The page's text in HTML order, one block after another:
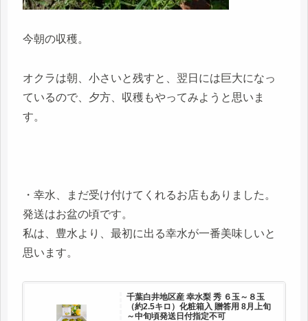
今朝の収穫。
オクラは朝、小さいと残すと、翌日には巨大になっ
ているので、夕方、収穫もやってみようと思いま
す。
・幸水、まだ受け付けてくれるお店もありました。
発送はお盆の頃です。
私は、豊水より、最初に出る幸水が一番美味しいと
思います。
千葉白井地区産 幸水梨 秀 ６玉～８玉
（約2.5キロ）化粧箱入 贈答用 8月上旬
～中旬頃発送日付指定不可